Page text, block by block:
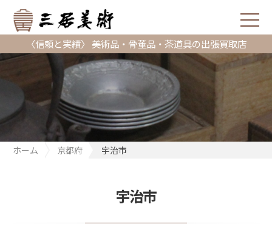
〈信頼と実績〉 美術品・骨董品・茶道具の出張買取店
ホーム 京都府 宇治市
宇治市